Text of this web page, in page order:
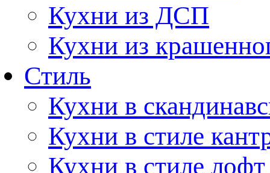
Кухни из ДСП
Кухни из
Стиль
Кухни в
Кухни в стиле
Кухни в стиле лофт